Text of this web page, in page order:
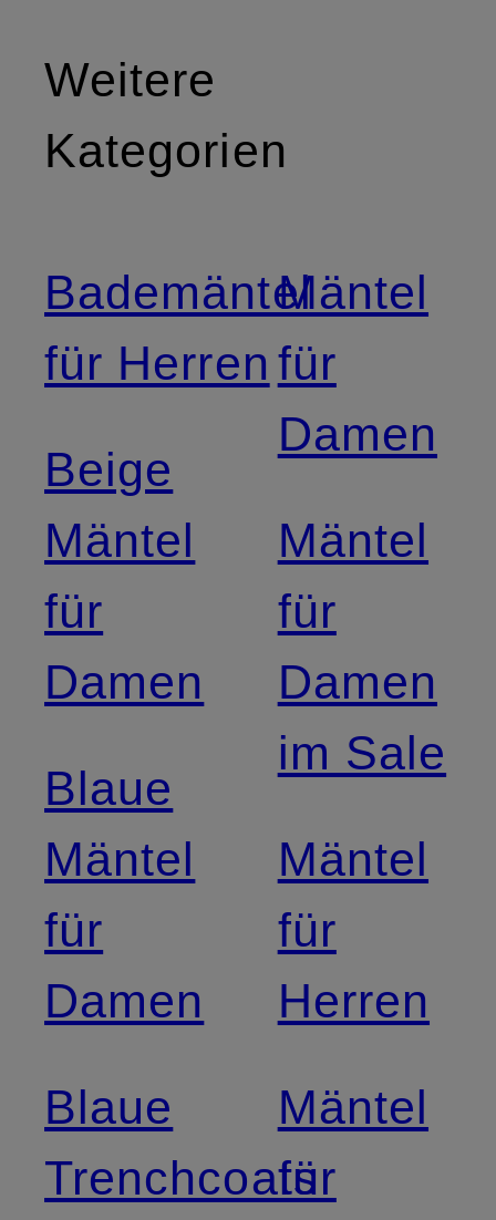
Weitere
Kategorien
Bademäntel
für Herren
Beige
Mäntel
für
Damen
Blaue
Mäntel
für
Damen
Blaue
Trenchcoats
Mäntel
für
Damen
Mäntel
für
Damen
im Sale
Mäntel
für
Herren
Mäntel
für